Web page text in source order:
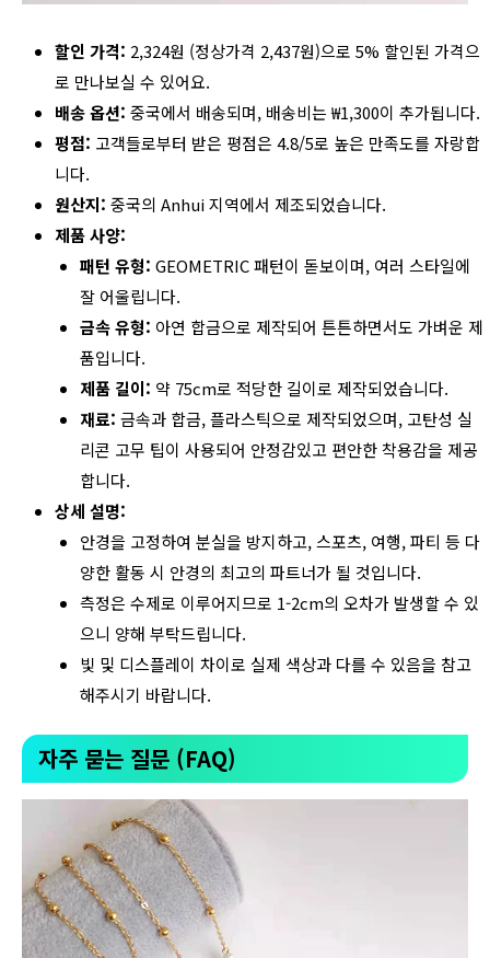
할인 가격: 2,324원 (정상가격 2,437원)으로 5% 할인된 가격으
로 만나보실 수 있어요.
배송 옵션: 중국에서 배송되며, 배송비는 ₩1,300이 추가됩니다.
평점: 고객들로부터 받은 평점은 4.8/5로 높은 만족도를 자랑합
니다.
원산지: 중국의 Anhui 지역에서 제조되었습니다.
제품 사양:
패턴 유형: GEOMETRIC 패턴이 돋보이며, 여러 스타일에
잘 어울립니다.
금속 유형: 아연 합금으로 제작되어 튼튼하면서도 가벼운 제
품입니다.
제품 길이: 약 75cm로 적당한 길이로 제작되었습니다.
재료: 금속과 합금, 플라스틱으로 제작되었으며, 고탄성 실
리콘 고무 팁이 사용되어 안정감있고 편안한 착용감을 제공
합니다.
상세 설명:
안경을 고정하여 분실을 방지하고, 스포츠, 여행, 파티 등 다
양한 활동 시 안경의 최고의 파트너가 될 것입니다.
측정은 수제로 이루어지므로 1-2cm의 오차가 발생할 수 있
으니 양해 부탁드립니다.
빛 및 디스플레이 차이로 실제 색상과 다를 수 있음을 참고
해주시기 바랍니다.
자주 묻는 질문 (FAQ)